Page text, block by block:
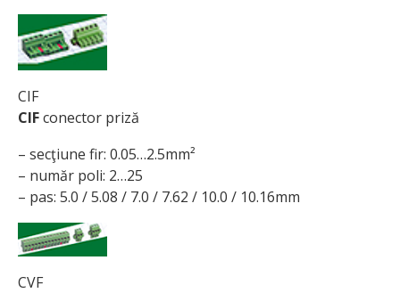
CIF
CIFconector priză
– secţiune fir: 0.05…2.5mm²
– număr poli: 2…25
– pas: 5.0 / 5.08 / 7.0 / 7.62 / 10.0 / 10.16mm
CVF